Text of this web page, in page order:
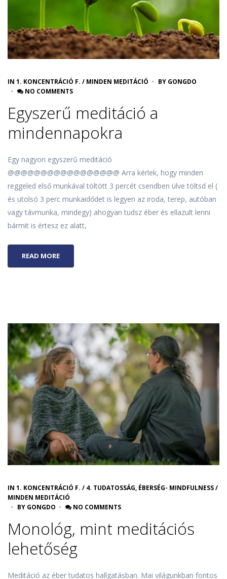
IN 1. KONCENTRÁCIÓ F. / MINDEN MEDITÁCIÓ BY GONGDO
NO COMMENTS
Egyszerű meditáció a
mindennapokra
Egy nagyon egyszerű meditáció
@@@@@@@@@@@@@@@@@ Arra kérlek, hogy minden
reggeled első munkával töltött 3 percét csendben ülve töltsd el (
és utolsó 3 perc munkaidődet is legyen az iroda, terep, autóban
vagy távmunka, mindegy) ahogyan tudsz éber és ellazult lenni
bármit is értesz ez alatt,
READ MORE
IN 1. KONCENTRÁCIÓ F. / 4. TUDATOSSÁG, ÉBERSÉG- MINDFULNESS/
MINDEN MEDITÁCIÓ
BY GONGDO NO COMMENTS
Monológ, mint meditációs
lehetőség
Meditáció az éber tudatos hallgatásban. Mai világunkban fontos